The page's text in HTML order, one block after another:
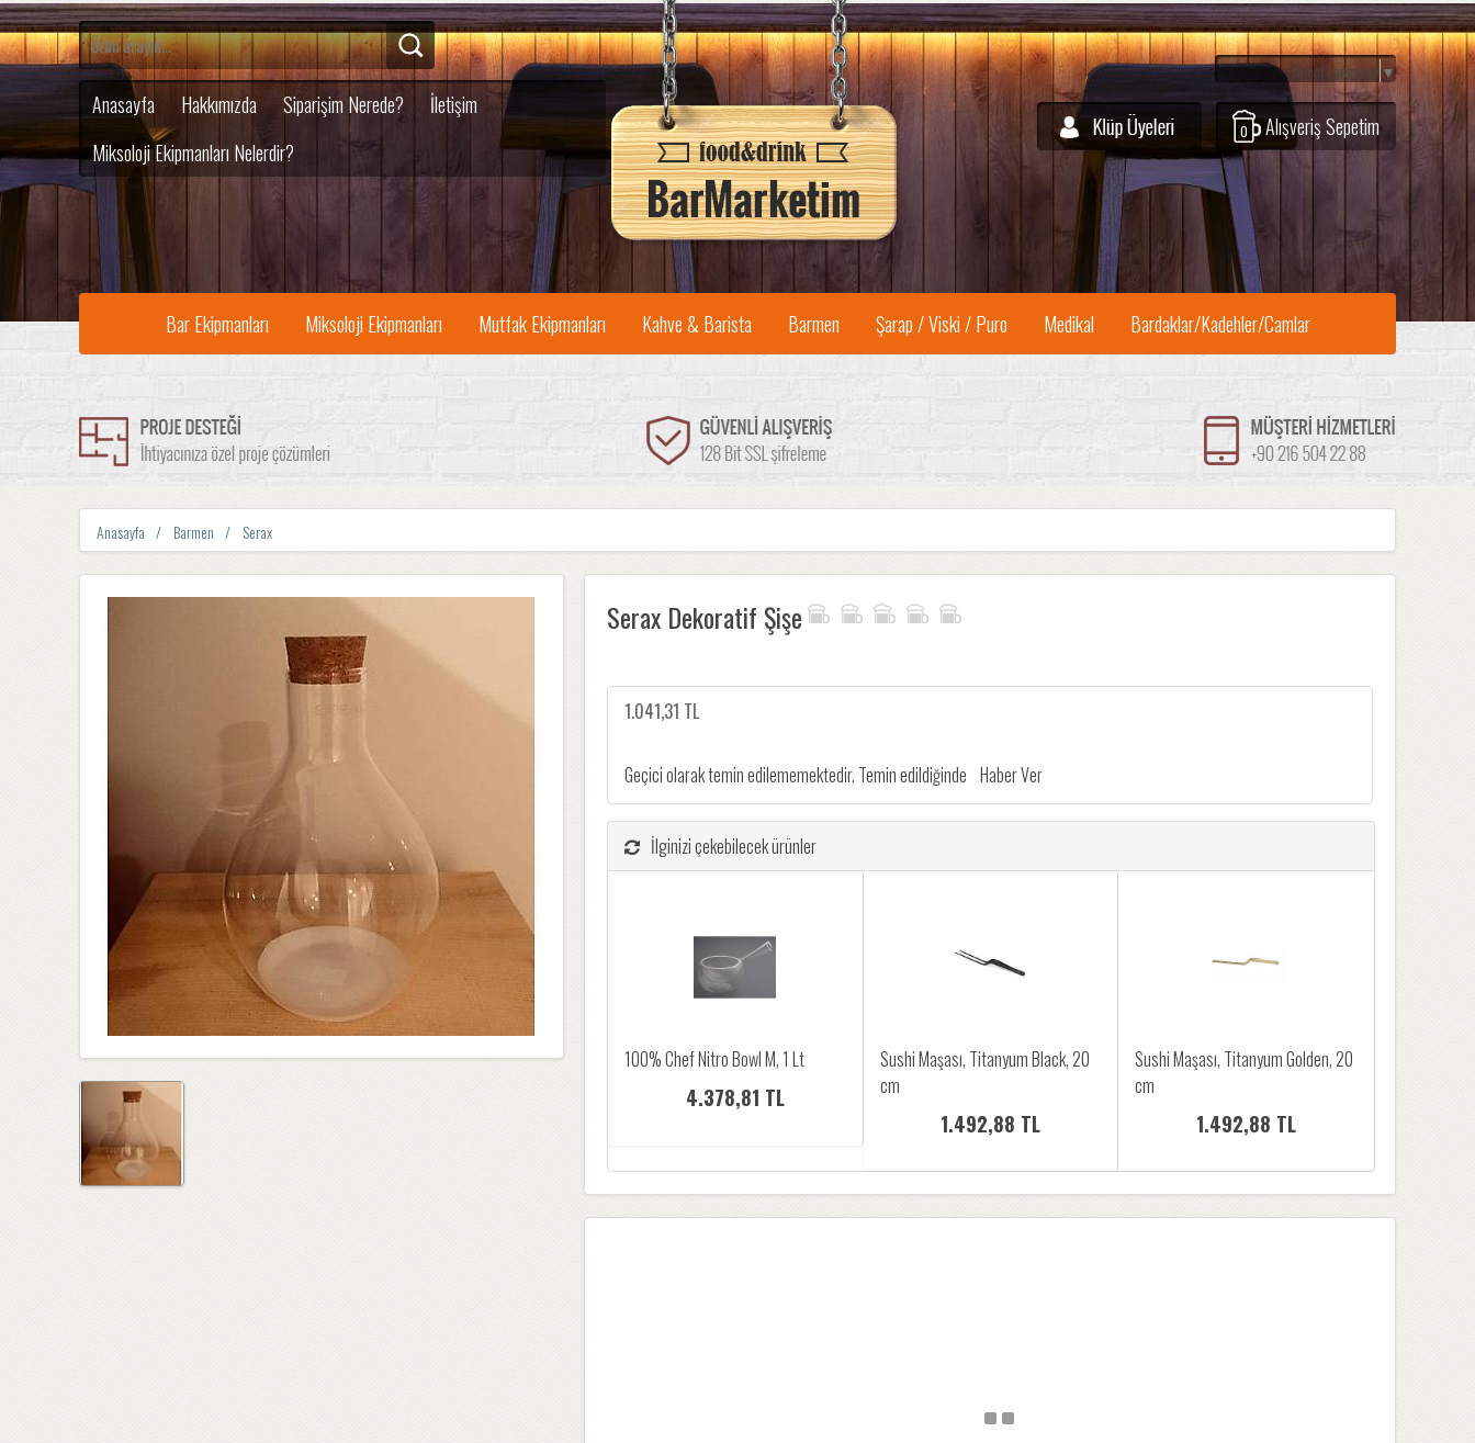
Anasayfa Hakkımızda Siparişim Nerede?
İletişim
Miksoloji Ekipmanları Nelerdir?
Alışveriş Sepetim
0
Select Language ▼
Bar Ekipmanları Miksoloji Ekipmanları Mutfak Ekipmanları Kahve & Barista Barmen Şarap / Viski / Puro Medikal Bardaklar/Kadehler/Camlar
Anasayfa Barmen Serax
Serax Dekoratif Şişe
1.041,31 TL
Geçici olarak temin edilememektedir. Temin edildiğinde
İlginizi çekebilecek ürünler
100% Chef Nitro Bowl M, 1 Lt
4.378,81 TL
Sushi Maşası, Titanyum Black, 20
cm
1.492,88 TL
Sushi Maşası, Titanyum Golden, 20
cm
1.492,88 TL